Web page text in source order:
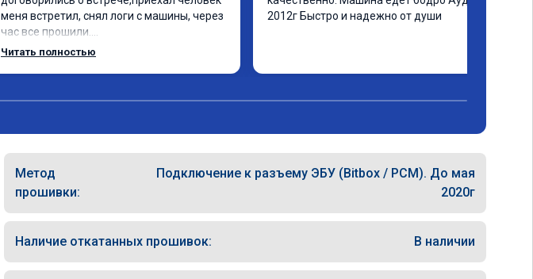
меня встретил, снял логи с машины, через
час все прошили.
Арман спасибо тебе огромное, машинка
Читать полностью
2012г Быстро и надежно от души
Метод
прошивки:
Подключение к разъему ЭБУ (Bitbox / PCM). До мая
2020г
Наличие откатанных прошивок: В наличии